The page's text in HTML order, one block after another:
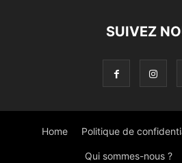
SUIVEZ
Home Politique de
Qui sommes-nous ?